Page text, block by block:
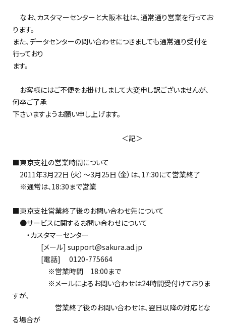
なお、カスタマーセンターと大阪本社は、通常通り営業を行ってお
ります。
また、データセンターの問い合わせにつきましても通常通り受付を
行っており
ます。
お客様にはご不便をお掛けしまして大変申し訳ございませんが、
何卒ご了承
下さいますようお願い申し上げます。
＜記＞
■東京支社の営業時間について
2011年3月22日（火）〜3月25日（金）は、17:30にて営業終了
※通常は、18:30まで営業
■東京支社営業終了後のお問い合わせ先について
●サービスに関するお問い合わせについて
・カスタマーセンター
[メール] support@sakura.ad.jp
[電話] 0120-775664
※営業時間 18:00まで
※メールによるお問い合わせは24時間受付けておりま
すが、
営業終了後のお問い合わせは、翌日以降の対応とな
る場合が